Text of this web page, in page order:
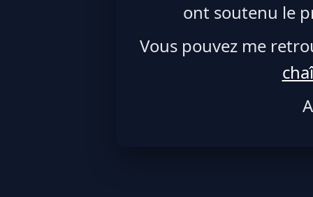
ont soutenu le
Vous pouvez me